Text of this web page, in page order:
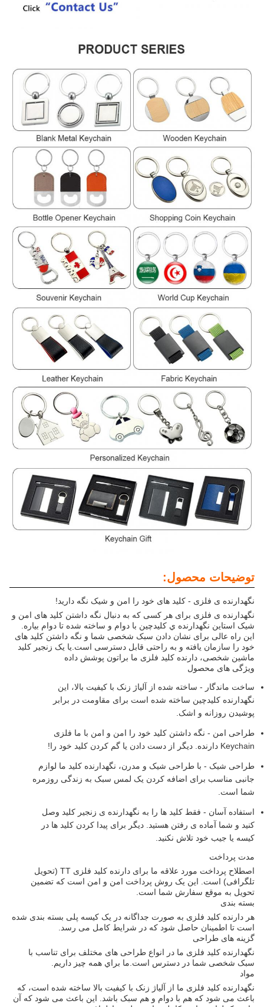
توضیحات محصول:
نگهدارنده ی فلزی - کلید های خود را امن و شیک نگه دارید!
نگهدارنده ی فلزی برای هر کسی که به دنبال نگه داشتن کلید های امن و
شیک استاين نگهدارنده ي کليدچين با دوام و ساخته شده تا دوام بياره.
این راه عالی برای نشان دادن سبک شخصی شما و نگه داشتن کلید های
خود را سازمان یافته و به راحتی قابل دسترسی است.یا یک زنجیر کلید
ماشین شخصی، دارنده کلید فلزی ما براتون پوشش داده
ویژگی های محصول
ساخت ماندگار - ساخته شده از آلیاژ زنک با کیفیت بالا، این
نگهدارنده کلیدچین ساخته شده است برای مقاومت در برابر
پوشیدن روزانه و اشک.
طراحی امن - نگه داشتن کلید خود را امن و امن با ما فلزی
Keychain دارنده. دیگر از دست دادن یا گم کردن کلید خود را!
طراحی شیک - با طراحی شیک و مدرن، نگهدارنده کلید ما لوازم
جانبی مناسب برای اضافه کردن یک لمس سبک به زندگی روزمره
شما است.
استفاده آسان - فقط کلید ها را به نگهدارنده ی زنجیر کلید وصل
کنید و شما آماده ی رفتن هستید. دیگر برای پیدا کردن کلید ها در
کیسه یا جیب خود تلاش نکنید.
مدت پرداخت
اصطلاح پرداخت مورد علاقه ما برای دارنده کلید فلزی TT (تحویل
تلگرافی) است. این یک روش پرداخت امن و امن است که تضمین
تحویل به موقع سفارش شما است.
بسته بندی
هر دارنده کلید فلزی به صورت جداگانه در یک کیسه پلی بسته بندی شده
است تا اطمینان حاصل شود که در شرایط کامل می رسد.
گزینه های طراحی
نگهدارنده کلید فلزی ما در انواع طراحی های مختلف برای تناسب با
سبک شخصی شما در دسترس است.ما براي همه چيز داريم.
مواد
نگهدارنده کلید فلزی ما از آلیاژ زنک با کیفیت بالا ساخته شده است، که
باعث می شود که هم با دوام و هم سبک باشد. این باعث می شود که آن